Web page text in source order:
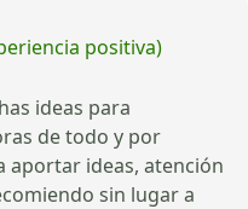
positiva)
ideas para
de todo y por
aportar ideas, atención
sin lugar a